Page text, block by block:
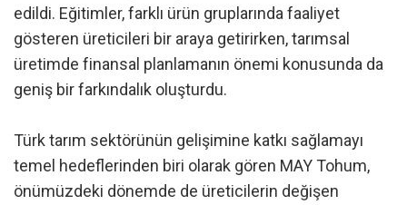
edildi. Eğitimler, farklı ürün gruplarında faaliyet
gösteren üreticileri bir araya getirirken, tarımsal
üretimde finansal planlamanın önemi konusunda da
geniş bir farkındalık oluşturdu.
Türk tarım sektörünün gelişimine katkı sağlamayı
temel hedeflerinden biri olarak gören MAY Tohum,
önümüzdeki dönemde de üreticilerin değişen